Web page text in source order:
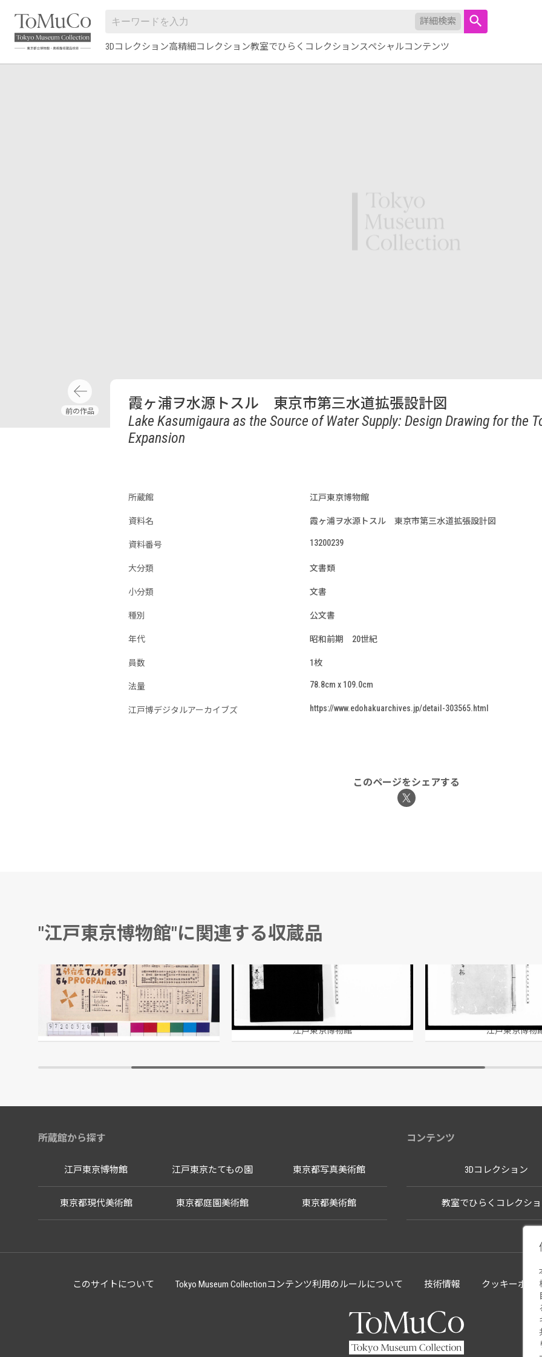
詳細検索
3Dコレクション高精細コレクション教室でひらくコレクションスペシャルコンテンツ
霞ヶ浦ヲ水源トスル 東京市第三水道拡張設計図
Lake Kasumigaura as the Source of Water Supply: Design Drawing for the
Expansion
所蔵館 江戸東京博物館
資料名 霞ヶ浦ヲ水源トスル 東京市第三水道拡張設計図
資料番号 13200239
大分類 文書類
小分類 文書
種別 公文書
年代 昭和前期 20世紀
員数 1枚
法量 78.8cm x 109.0cm
江戸博デジタルアーカイブズ https://www.edohakuarchives.jp/detail-303565.html
このページをシェアする
"江戸東京博物館"に関連する収蔵品
ムーラン・ルージュ 第131回公演番組
越野賢二/編
江戸東京博物館
服忌例集 巻之八
江戸東京博物館
幕府御定書百ヶ条
江戸東京博物
所蔵館から探す
江戸東京博物館 江戸東京たてもの園 東京都写真美術館
東京都現代美術館 東京都庭園美術館 東京都美術館
コンテンツ
3Dコレクション
教室でひらくコレクシ
このサイトについて Tokyo Museum Collectionコンテンツ利用のルールについて 技術情報 クッキーポリ